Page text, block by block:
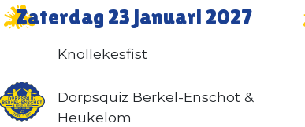
Zaterdag 23 januari 2027
Knollekesfist
Dorpsquiz Berkel-Enschot &
Heukelom